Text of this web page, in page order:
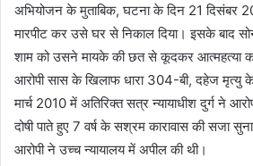
अभियोजन के मुताबिक, घटना के दिन 21 दिसंबर
मारपीट कर उसे घर से निकाल दिया। इसके बाद
शाम को उसने मायके की छत से कूदकर आत्महत्या
आरोपी सास के खिलाफ धारा 304-बी, दहेज मृत्यु के
मार्च 2010 में अतिरिक्त सत्र न्यायाधीश दुर्ग ने
दोषी पाते हुए 7 वर्ष के सश्रम कारावास की सजा
आरोपी ने उच्च न्यायालय में अपील की थी।